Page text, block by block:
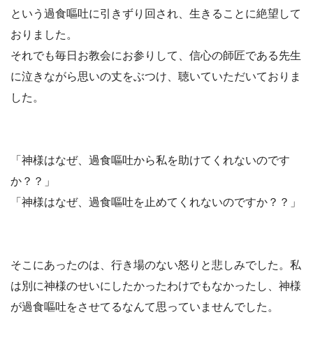
という過食嘔吐に引きずり回され、生きることに絶望して
おりました。
それでも毎日お教会にお参りして、信心の師匠である先生
に泣きながら思いの丈をぶつけ、聴いていただいておりま
した。
「神様はなぜ、過食嘔吐から私を助けてくれないのです
か？？」
「神様はなぜ、過食嘔吐を止めてくれないのですか？？」
そこにあったのは、行き場のない怒りと悲しみでした。私
は別に神様のせいにしたかったわけでもなかったし、神様
が過食嘔吐をさせてるなんて思っていませんでした。